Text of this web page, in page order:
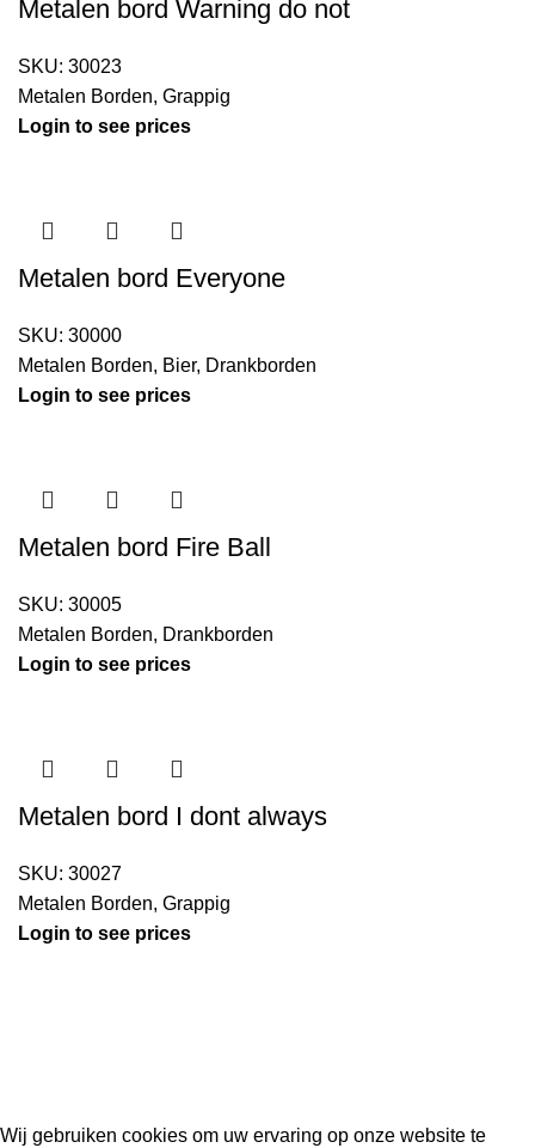
Metalen bord Warning do not
SKU: 30023
Metalen Borden, Grappig
Login to see prices
Metalen bord Everyone
SKU: 30000
Metalen Borden, Bier, Drankborden
Login to see prices
Metalen bord Fire Ball
SKU: 30005
Metalen Borden, Drankborden
Login to see prices
Metalen bord I dont always
SKU: 30027
Metalen Borden, Grappig
Login to see prices
Wij gebruiken cookies om uw ervaring op onze website te